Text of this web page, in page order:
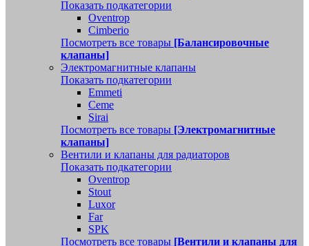
Показать подкатегории
Oventrop
Cimberio
Посмотреть все товары [Балансировочные
клапаны]
Электромагнитные клапаны
Показать подкатегории
Emmeti
Ceme
Sirai
Посмотреть все товары [Электромагнитные
клапаны]
Вентили и клапаны для радиаторов
Показать подкатегории
Oventrop
Stout
Luxor
Far
SPK
Посмотреть все товары [Вентили и клапаны для